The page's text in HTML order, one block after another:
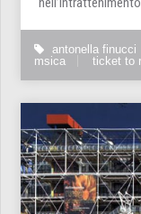
antonella finucci
msica
ticket to